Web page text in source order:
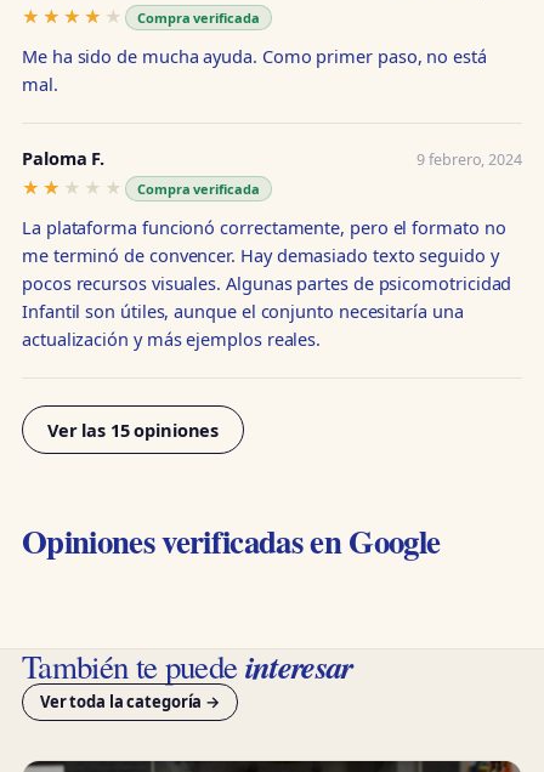
★★★★★
★★★★★ Compra verificada
Me ha sido de mucha ayuda. Como primer paso, no está
mal.
Paloma F. 9 febrero, 2024
★★★★★
★★★★★ Compra verificada
La plataforma funcionó correctamente, pero el formato no
me terminó de convencer. Hay demasiado texto seguido y
pocos recursos visuales. Algunas partes de psicomotricidad
Infantil son útiles, aunque el conjunto necesitaría una
actualización y más ejemplos reales.
Ver las 15 opiniones
Opiniones verificadas en Google
También te puedeinteresar
Ver toda la categoría →